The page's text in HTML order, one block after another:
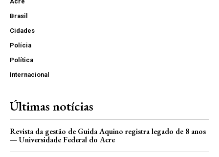
Brasil
Cidades
Polícia
Política
Internacional
Últimas notícias
Revista da gestão de Guida Aquino registra legado de 8 anos
— Universidade Federal do Acre